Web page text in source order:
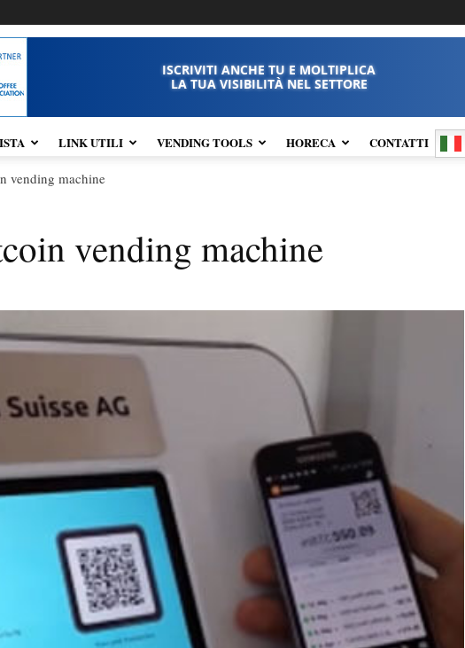
ISCRIVITI ANCHE TU E MOLTIPLICA
LA TUA VISIBILITÀ NEL SETTORE
LINK UTILI VENDING TOOLS HORECA CONTATTI
vending machine
vending machine